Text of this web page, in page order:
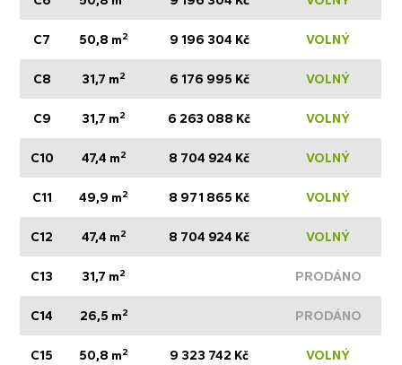
C7 50,8 m2 9 196 304 Kč VOLNÝ
C8 31,7 m2 6 176 995 Kč VOLNÝ
C9 31,7 m2 6 263 088 Kč VOLNÝ
C10 47,4 m2 8 704 924 Kč VOLNÝ
C11 49,9 m2 8 971 865 Kč VOLNÝ
C12 47,4 m2 8 704 924 Kč VOLNÝ
C13 31,7 m2 PRODÁNO
C14 26,5 m2 PRODÁNO
C15 50,8 m2 9 323 742 Kč VOLNÝ